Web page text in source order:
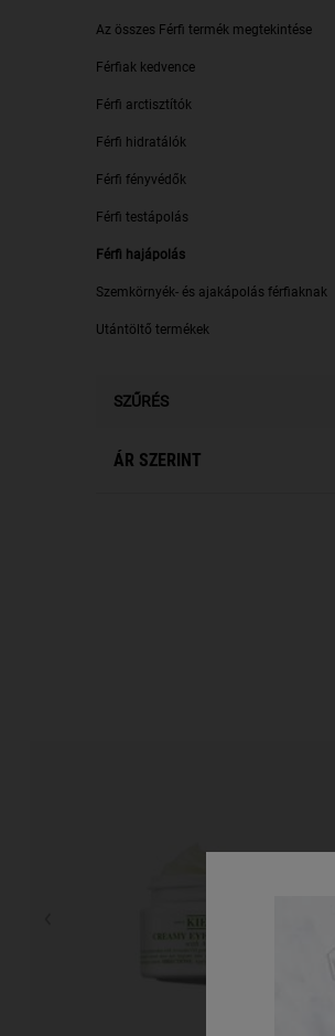
Férfi hajápolás
Az összes Férfi termék megtekintése
Férfiak kedvence
Férfi arctisztítók
Férfi hidratálók
Férfi fényvédők
Férfi testápolás
Férfi hajápolás
Szemkörnyék- és ajakápolás férfiaknak
Utántöltő termékek
SZŰRÉS
ÁR SZERINT